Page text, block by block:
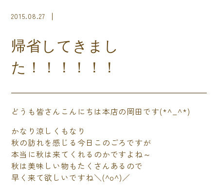
2015.08.27
帰省してきまし
た！！！！！！
どうも皆さんこんにちは本店の岡田です(*^_^*)
かなり涼しくもなり
秋の訪れを感じる今日このごろですが
本当に秋は来てくれるのかですよね～
秋は美味しい物もたくさんあるので
早く来て欲しいですね＼(^o^)／